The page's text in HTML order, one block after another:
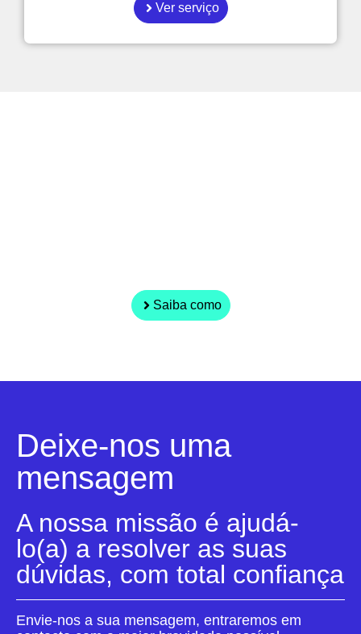
Ver serviço
Saiba como
Deixe-nos uma
mensagem
A nossa missão é ajudá-
lo(a) a resolver as suas
dúvidas, com total confiança
Envie-nos a sua mensagem, entraremos em